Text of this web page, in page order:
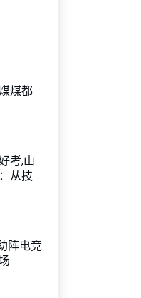
煤都
考,山
从技
阵电竞